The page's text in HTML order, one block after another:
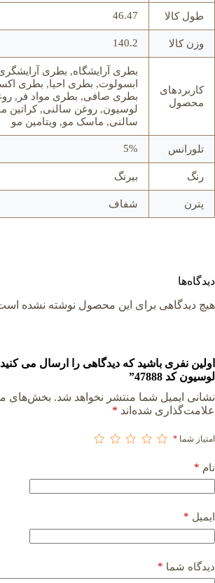
طول کالا 46.47
وزن کالا 140.2
کاربردهای
محصول
بطری آرایشگاه, بطری
ابسولوت, بطری احیا, بطری
بطری صافی, بطری مواد فر,
لوسیون, روغن سالنی, کراتین
سالنی, ماسک مو, ویتامین مو
تلورانس 5%
رنگ بیرنگ
پترن شفاف
دیدگاه‌ها
هیچ دیدگاهی برای این محصول نوشته نشده
اولین نفری باشید که دیدگاهی را ارسال می
لوسیون کد 47888”
نشانی ایمیل شما منتشر نخواهد شد. بخش‌های
علامت‌گذاری شده‌اند *
امتیاز شما *
نام *
ایمیل *
دیدگاه شما *